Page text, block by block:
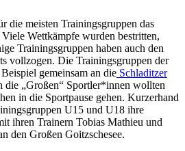
die meisten Trainingsgruppen das
Wettkämpfe wurden bestritten,
Trainingsgruppen haben auch den
vollzogen. Die Trainingsgruppen der
gemeinsam an die Schladitzer
die „Großen“ Sportler*innen wollten
in die Sportpause gehen. Kurzerhand
U15 und U18 ihre
ihren Trainern Tobias Mathieu und
den Großen Goitzschesee.